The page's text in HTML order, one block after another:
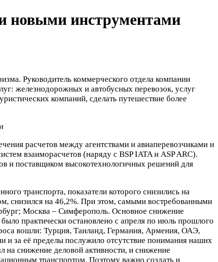
новыми инструментами
Руководитель коммерческого отдела компании
железнодорожных и автобусных перевозок, услуг
компаний, сделать путешествие более
расчетов между агентствами и авиаперевозчиками и
взаиморасчетов (наряду с BSP IATA и ASP ARC).
и поставщиком высокотехнологичных решений для
транспорта, показатели которого снизились на
снизился на 46,2%. При этом, самыми востребованными
Москва – Симферополь. Основное снижение
практически остановлено с апреля по июль прошлого
вошли: Турция, Таиланд, Германия, Армения, ОАЭ,
и за её пределы послужило отсутствие понимания наших
на снижение деловой активности, и снижение
транспортом. Поэтому важно создать и